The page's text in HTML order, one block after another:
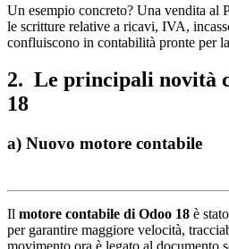
Un esempio concreto? Una vendita al
le scritture relative a ricavi, IVA,
confluiscono in contabilità pronte per
2. Le principali novità
18
a) Nuovo motore contabile
Il motore contabile di Odoo 18 è
per garantire maggiore velocità,
movimento ora è legato al documento